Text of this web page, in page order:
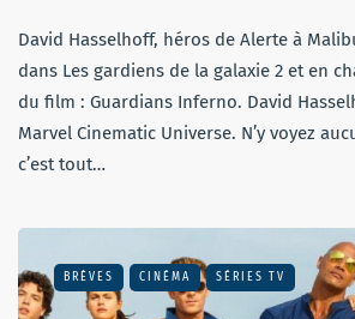
David Hasselhoff, héros de Alerte à
dans Les gardiens de la galaxie 2 et en
du film : Guardians Inferno. David
Marvel Cinematic Universe. N’y voyez
c’est tout…
BRÈVES CINÉMA SÉRIES TV